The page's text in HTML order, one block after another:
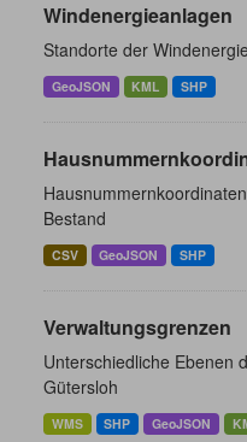
Windenergieanlagen
Standorte der
GeoJSON KML SHP
Bestand
CSV GeoJSON SHP
Verwaltungsgrenzen
Unterschiedliche Ebenen
Gütersloh
WMS SHP GeoJSON